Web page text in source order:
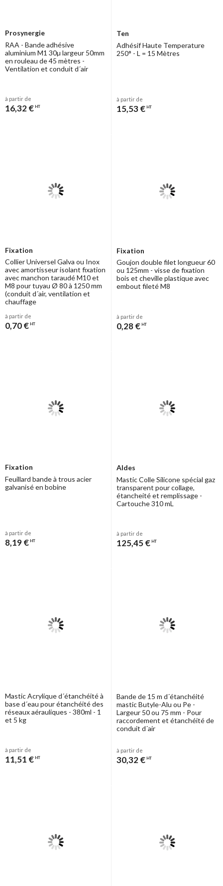
Prosynergie
RAA - Bande adhésive
aluminium M1 30µ largeur 50mm
en rouleau de 45 mètres -
Ventilation et conduit d´air
à partir de
16,32 € HT
Ten
Adhésif Haute Temperature
250° - L = 15 Mètres
à partir de
15,53 € HT
Fixation
Collier Universel Galva ou Inox
avec amortisseur isolant fixation
avec manchon taraudé M10 et
M8 pour tuyau Ø 80 à 1250 mm
(conduit d´air, ventilation et
chauffage
à partir de
0,70 € HT
Fixation
Goujon double filet longueur 60
ou 125mm - visse de fixation
bois et cheville plastique avec
embout fileté M8
à partir de
0,28 € HT
Fixation
Feuillard bande à trous acier
galvanisé en bobine
à partir de
8,19 € HT
Aldes
Mastic Colle Silicone spécial gaz
transparent pour collage,
étancheité et remplissage -
Cartouche 310 mL
à partir de
125,45 € HT
Mastic Acrylique d´étanchéité à
base d´eau pour étanchéité des
réseaux aérauliques - 380ml - 1
et 5 kg
à partir de
11,51 € HT
Bande de 15 m d´étanchéité
mastic Butyle-Alu ou Pe -
Largeur 50 ou 75 mm - Pour
raccordement et étanchéité de
conduit d´air
à partir de
30,32 € HT